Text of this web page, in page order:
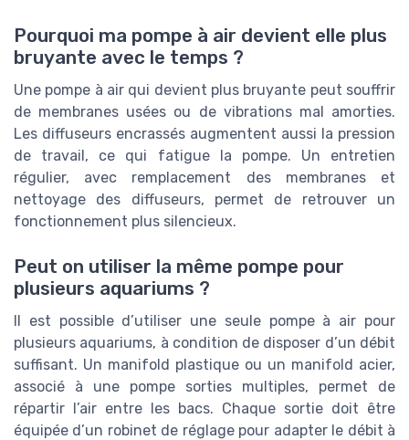
Pourquoi ma pompe à air devient elle plus
bruyante avec le temps ?
Une pompe à air qui devient plus bruyante peut souffrir
de membranes usées ou de vibrations mal amorties.
Les diffuseurs encrassés augmentent aussi la pression
de travail, ce qui fatigue la pompe. Un entretien
régulier, avec remplacement des membranes et
nettoyage des diffuseurs, permet de retrouver un
fonctionnement plus silencieux.
Peut on utiliser la même pompe pour
plusieurs aquariums ?
Il est possible d’utiliser une seule pompe à air pour
plusieurs aquariums, à condition de disposer d’un débit
suffisant. Un manifold plastique ou un manifold acier,
associé à une pompe sorties multiples, permet de
répartir l’air entre les bacs. Chaque sortie doit être
équipée d’un robinet de réglage pour adapter le débit à